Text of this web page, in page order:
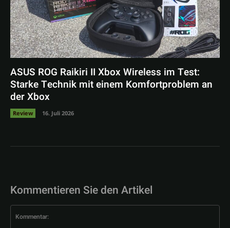
ASUS ROG Raikiri II Xbox Wireless im Test:
Starke Technik mit einem Komfortproblem an
der Xbox
Review 16. Juli 2026
Kommentieren Sie den Artikel